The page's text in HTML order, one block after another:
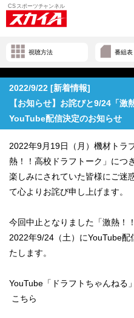
視聴方法 番組表
2022/9/22 [新着情報]
【お知らせ】お詫びと9/24「激
YouTube配信決定のお知らせ
2022年9月19日（月）機材トラ
熱！！高校ドラフトーク」につ
楽しみにされていた皆様にご迷
て心よりお詫び申し上げます。
今回中止となりました「激熱！
2022年9/24（土）にYouTube
たします。
YouTube「ドラフトちゃんねる」
こちら